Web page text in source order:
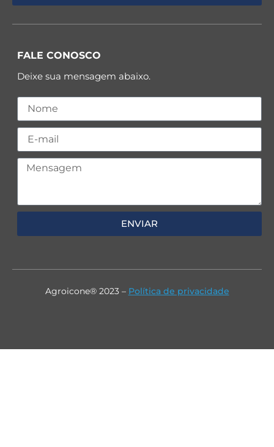
FALE CONOSCO
Deixe sua mensagem abaixo.
ENVIAR
Agroicone® 2023 – Política de privacidade